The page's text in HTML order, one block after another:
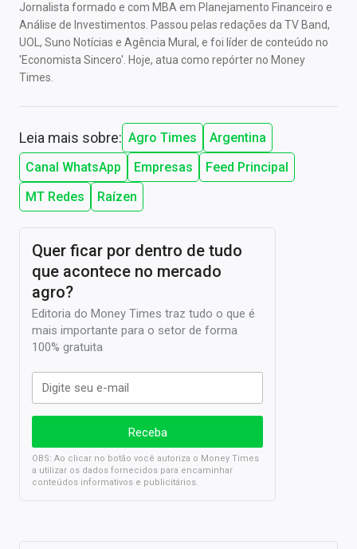
Jornalista formado e com MBA em Planejamento Financeiro e
Análise de Investimentos. Passou pelas redações da TV Band,
UOL, Suno Notícias e Agência Mural, e foi líder de conteúdo no
'Economista Sincero'. Hoje, atua como repórter no Money
Times.
Leia mais sobre: Agro Times
Argentina
Canal WhatsApp
Empresas
Feed Principal
MT Redes
Raízen
Quer ficar por dentro de tudo
que acontece no mercado
agro?
Editoria do Money Times traz tudo o que é
mais importante para o setor de forma
100% gratuita
OBS: Ao clicar no botão você autoriza o Money Times
a utilizar os dados fornecidos para encaminhar
conteúdos informativos e publicitários.